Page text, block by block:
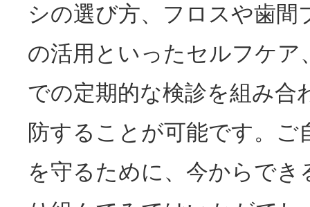
シの選び方、フロスや歯間
の活用といったセルフケア
での定期的な検診を組み合
防することが可能です。ご
を守るために、今からでき